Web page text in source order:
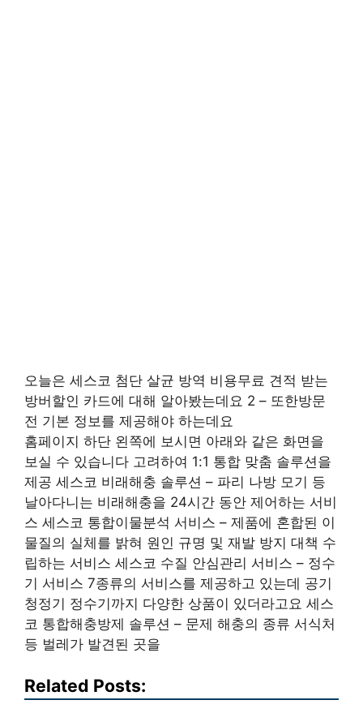
오늘은 세스코 첨단 살균 방역 비용무료 견적 받는
방버할인 카드에 대해 알아봤는데요 2 – 또한방문
전 기본 정보를 제공해야 하는데요
홈페이지 하단 왼쪽에 보시면 아래와 같은 화면을
보실 수 있습니다 고려하여 1:1 통합 맞춤 솔루션을
제공 세스코 비래해충 솔루션 – 파리 나방 모기 등
날아다니는 비래해충을 24시간 동안 제어하는 서비
스 세스코 통합이물분석 서비스 – 제품에 혼합된 이
물질의 실체를 밝혀 원인 규명 및 재발 방지 대책 수
립하는 서비스 세스코 수질 안심관리 서비스 – 정수
기 서비스 7종류의 서비스를 제공하고 있는데 공기
청정기 정수기까지 다양한 상품이 있더라고요 세스
코 통합해충방제 솔루션 – 문제 해충의 종류 서식처
등 벌레가 발견된 곳을
Related Posts: